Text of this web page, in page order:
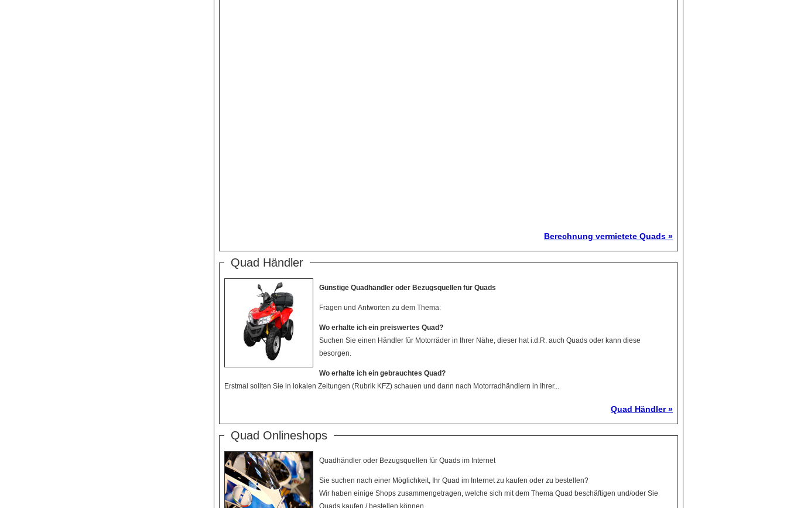
Berechnung vermietete Quads »
Quad Händler
Günstige Quadhändler oder Bezugsquellen für Quads
Fragen und Antworten zu dem Thema:
Wo erhalte ich ein preiswertes Quad?
Suchen Sie einen Händler für Motorräder in Ihrer Nähe, dieser hat i.d.R. auch Quads oder kann diese
besorgen.
Wo erhalte ich ein gebrauchtes Quad?
Erstmal sollten Sie in lokalen Zeitungen (Rubrik KFZ) schauen und dann nach Motorradhändlern in Ihrer...
Quad Händler »
Quad Onlineshops
Quadhändler oder Bezugsquellen für Quads im Internet
Sie suchen nach einer Möglichkeit, Ihr Quad im Internet zu kaufen oder zu bestellen?
Wir haben einige Shops zusammengetragen, welche sich mit dem Thema Quad beschäftigen und/oder Sie
Quads kaufen / bestellen können.